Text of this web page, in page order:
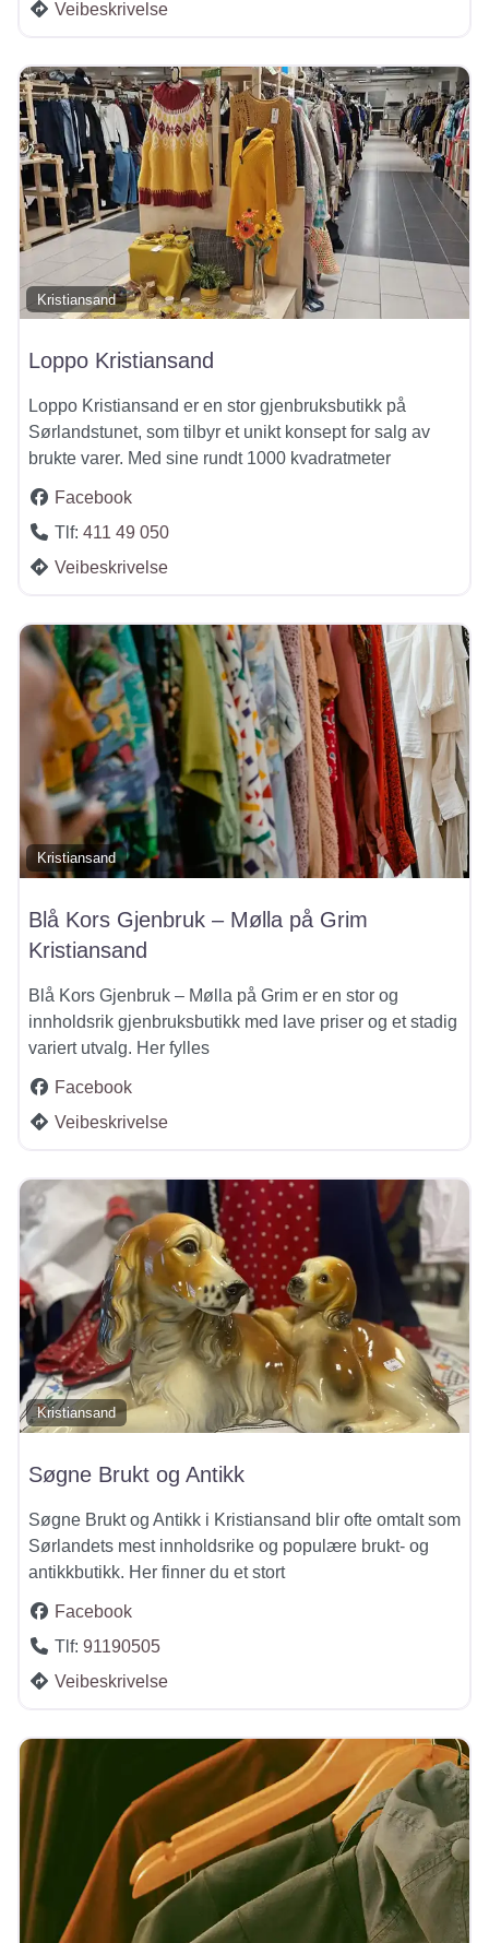
Veibeskrivelse
Kristiansand
Loppo Kristiansand
Loppo Kristiansand er en stor gjenbruksbutikk på
Sørlandstunet, som tilbyr et unikt konsept for salg av
brukte varer. Med sine rundt 1000 kvadratmeter
Facebook
Tlf: 411 49 050
Veibeskrivelse
Kristiansand
Blå Kors Gjenbruk – Mølla på Grim
Kristiansand
Blå Kors Gjenbruk – Mølla på Grim er en stor og
innholdsrik gjenbruksbutikk med lave priser og et stadig
variert utvalg. Her fylles
Facebook
Veibeskrivelse
Kristiansand
Søgne Brukt og Antikk
Søgne Brukt og Antikk i Kristiansand blir ofte omtalt som
Sørlandets mest innholdsrike og populære brukt- og
antikkbutikk. Her finner du et stort
Facebook
Tlf: 91190505
Veibeskrivelse